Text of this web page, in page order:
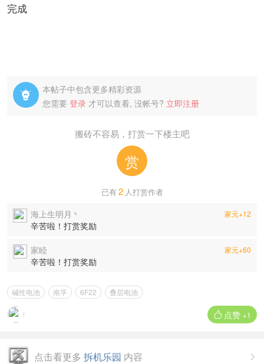
完成

本帖子中包含更多精彩资源
您需要 登录 才可以查看, 没帐号? 立即注册
搬砖不容易，打赏一下楼主吧
赏
已有2 人打赏作者
家元+12
海上生明月丶
辛苦啦！打赏奖励
家元+60
家睦
辛苦啦！打赏奖励
碱性电池 南孚 6F22 叠层电池
 点赞 +1

点击看更多 拆机乐园 内容